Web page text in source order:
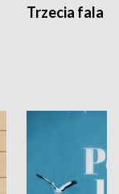
Trzecia fala -